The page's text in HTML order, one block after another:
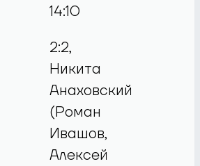
14:10
2:2,
Никита
Анаховский
(Роман
Ивашов,
Алексей